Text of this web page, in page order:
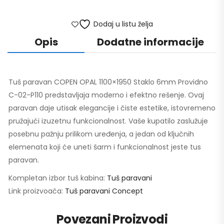
Dodaj u listu želja
Opis Dodatne informacije
Tuš paravan COPEN OPAL 1100×1950 Staklo 6mm Providno
C-02-P110 predstavljaja moderno i efektno rešenje. Ovaj
paravan daje utisak elegancije i čiste estetike, istovremeno
pružajući izuzetnu funkcionalnost. Vaše kupatilo zaslužuje
posebnu pažnju prilikom uređenja, a jedan od ključnih
elemenata koji će uneti šarm i funkcionalnost jeste tus
paravan.
Kompletan izbor tuš kabina: Tuš paravani
Link proizvoača: Tuš paravani Concept
Povezani Proizvodi